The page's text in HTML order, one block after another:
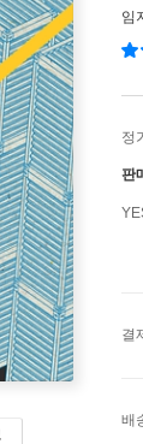
임
정
판
결
배